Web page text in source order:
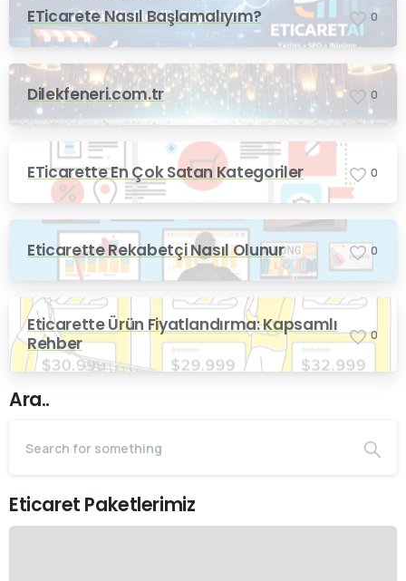
ETicarete Nasıl Başlamalıyım? 0
Dilekfeneri.com.tr 0
ETicarette En Çok Satan Kategoriler 0
Eticarette Rekabetçi Nasıl Olunur 0
Eticarette Ürün Fiyatlandırma: Kapsamlı
Rehber
0
Ara..
Eticaret Paketlerimiz